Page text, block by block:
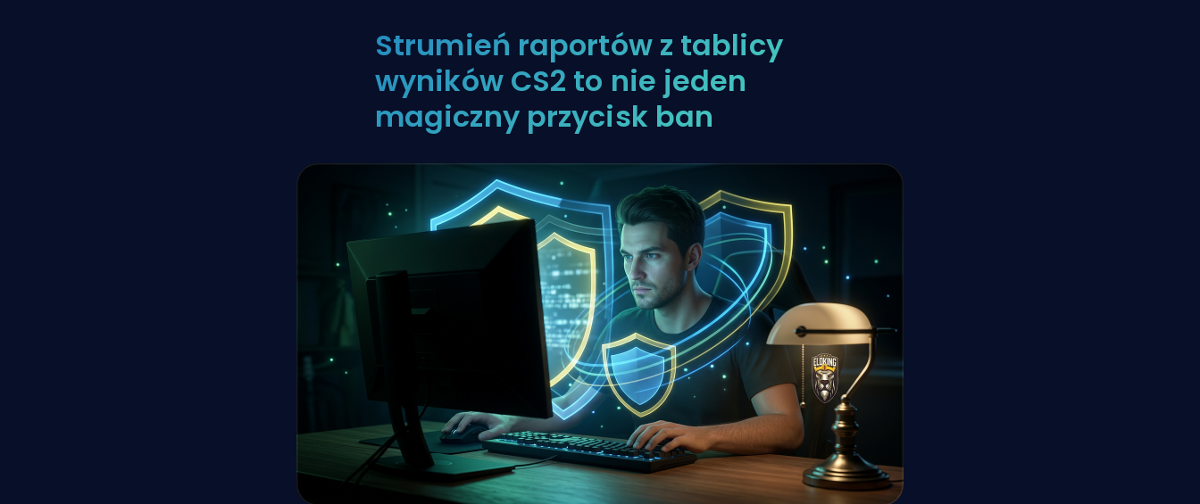
Strumień raportów z tablicy
wyników CS2 to nie jeden
magiczny przycisk ban